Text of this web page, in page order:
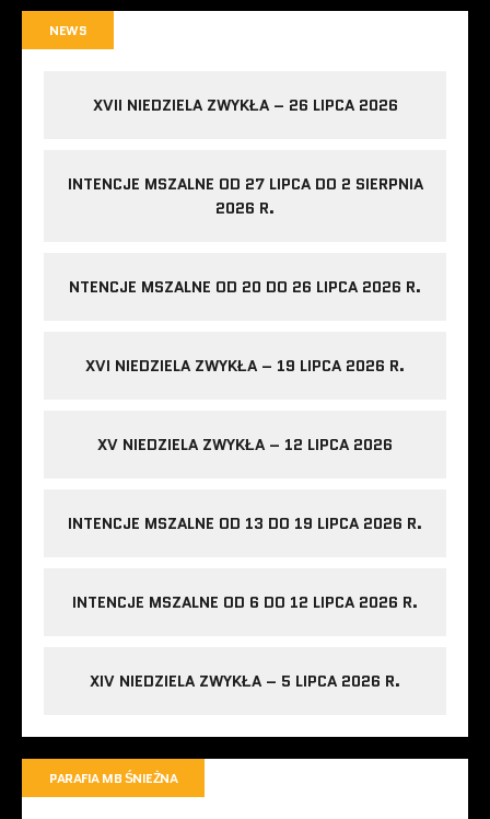
NEWS
XVII NIEDZIELA ZWYKŁA – 26 LIPCA 2026
INTENCJE MSZALNE OD 27 LIPCA DO 2 SIERPNIA
2026 R.
NTENCJE MSZALNE OD 20 DO 26 LIPCA 2026 R.
XVI NIEDZIELA ZWYKŁA – 19 LIPCA 2026 R.
XV NIEDZIELA ZWYKŁA – 12 LIPCA 2026
INTENCJE MSZALNE OD 13 DO 19 LIPCA 2026 R.
INTENCJE MSZALNE OD 6 DO 12 LIPCA 2026 R.
XIV NIEDZIELA ZWYKŁA – 5 LIPCA 2026 R.
PARAFIA MB ŚNIEŻNA